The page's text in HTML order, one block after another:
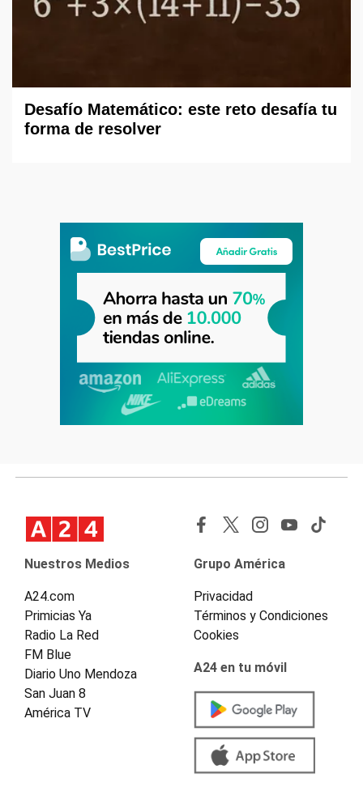
Desafío Matemático: este reto desafía tu
forma de resolver
Nuestros Medios
A24.com
Primicias Ya
Radio La Red
FM Blue
Diario Uno Mendoza
San Juan 8
América TV
Grupo América
Privacidad
Términos y Condiciones
Cookies
A24 en tu móvil